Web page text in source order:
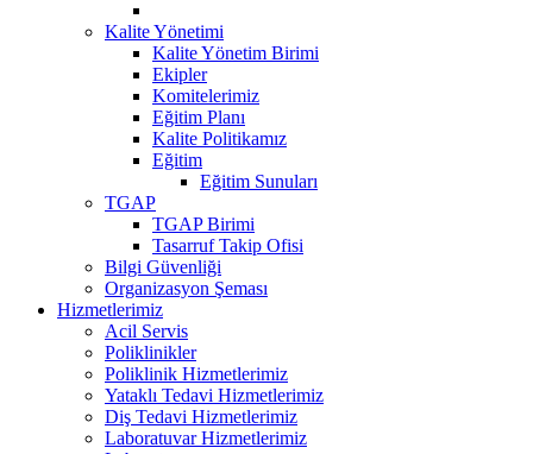
Kalite Yönetimi
Kalite Yönetim Birimi
Ekipler
Komitelerimiz
Eğitim Planı
Kalite Politikamız
Eğitim
Eğitim Sunuları
TGAP
TGAP Birimi
Tasarruf Takip Ofisi
Bilgi Güvenliği
Organizasyon Şeması
Hizmetlerimiz
Acil Servis
Poliklinikler
Poliklinik Hizmetlerimiz
Yataklı Tedavi Hizmetlerimiz
Diş Tedavi Hizmetlerimiz
Laboratuvar Hizmetlerimiz